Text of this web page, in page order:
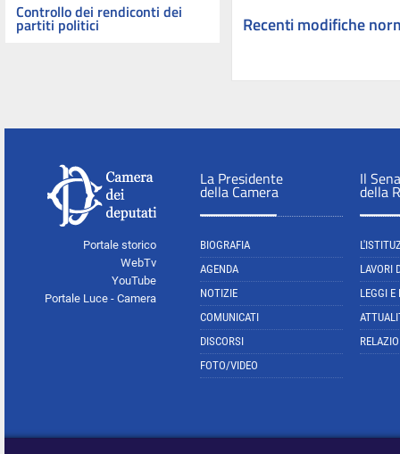
Controllo dei rendiconti dei
partiti politici Recenti modifiche
Portale storico
WebTv
YouTube
Portale Luce - Camera
La Presidente
della Camera
BIOGRAFIA
AGENDA
NOTIZIE
COMUNICATI
DISCORSI
FOTO/VIDEO
Il
della
LAVORI
LEGGI E